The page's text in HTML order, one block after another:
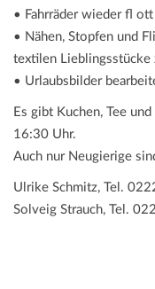
• Fahrräder wieder fl ott
• Nähen, Stopfen und
textilen Lieblingsstücke
• Urlaubsbilder
Es gibt Kuchen, Tee
16:30 Uhr.
Auch nur Neugierige
Ulrike Schmitz, Tel.
Solveig Strauch, Tel.